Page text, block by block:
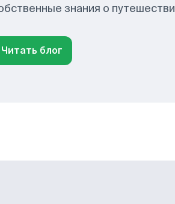
знания о
Читать блог